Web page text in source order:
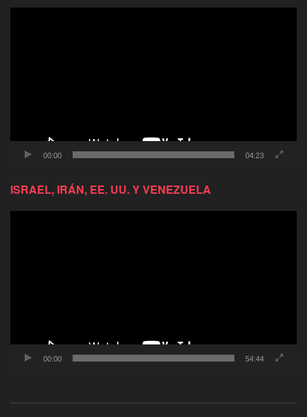
00:00 04:23
ISRAEL, IRÁN, EE. UU. Y VENEZUELA
00:00 54:44